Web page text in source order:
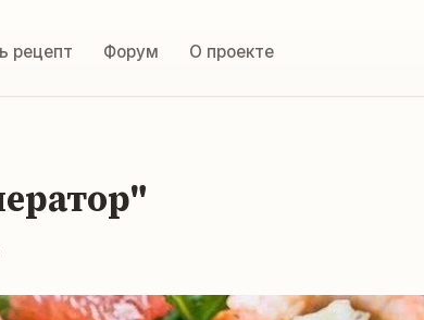
рецепт Форум О проекте